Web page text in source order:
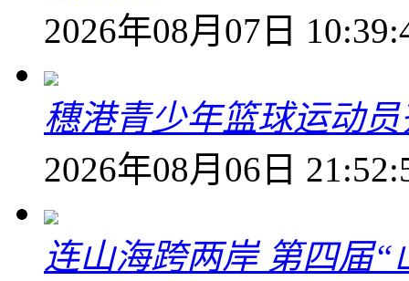
2026年08月07日
穗港青少年篮球运动
2026年08月06日
连山海跨两岸 第四届